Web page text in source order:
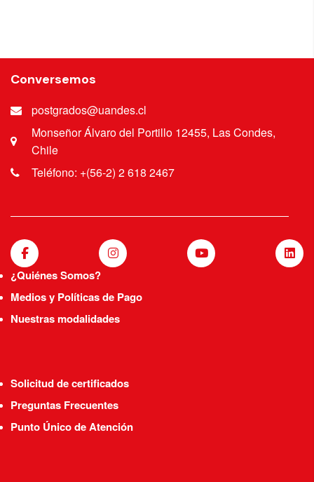
Conversemos
postgrados@uandes.cl
Monseñor Álvaro del Portillo 12455, Las Condes,
Chile
Teléfono: +(56-2) 2 618 2467
¿Quiénes Somos?
Medios y Políticas de Pago
Nuestras modalidades
Solicitud de certificados
Preguntas Frecuentes
Punto Único de Atención